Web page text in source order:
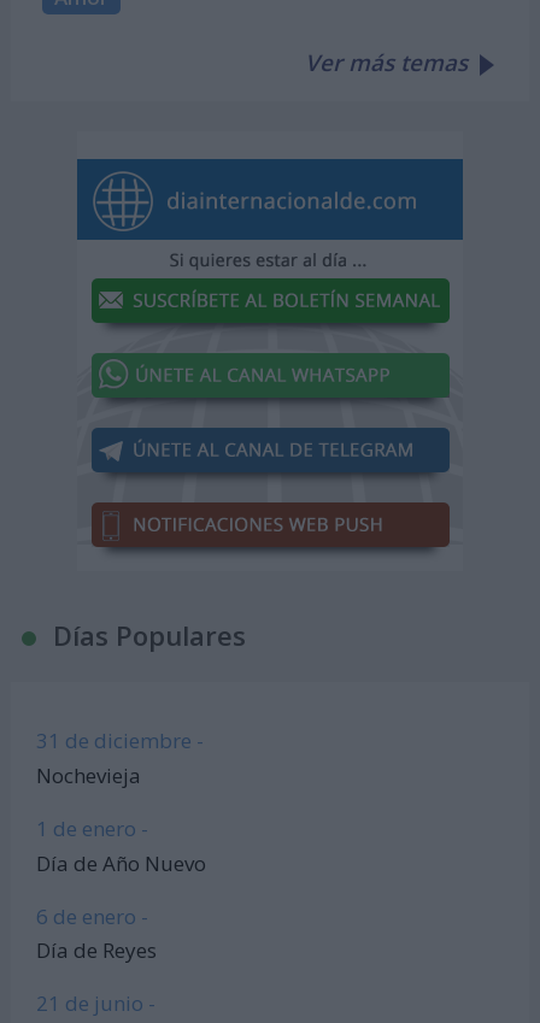
Ver más temas
Días Populares
31 de diciembre -
Nochevieja
1 de enero -
Día de Año Nuevo
6 de enero -
Día de Reyes
21 de junio -